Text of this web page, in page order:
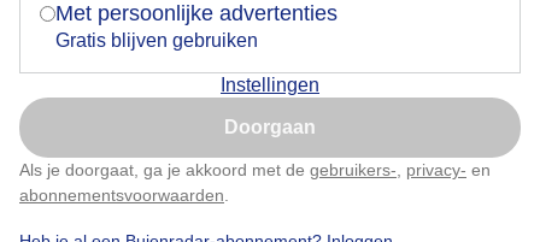
Met persoonlijke advertenties
Gratis blijven gebruiken
Instellingen
Doorgaan
Als je doorgaat, ga je akkoord met de gebruikers- privacy- en
abonnementsvoorwaarden
Bewolkt en miezerig
Nu niet, misschien later
Klik hierom dit aan te passen